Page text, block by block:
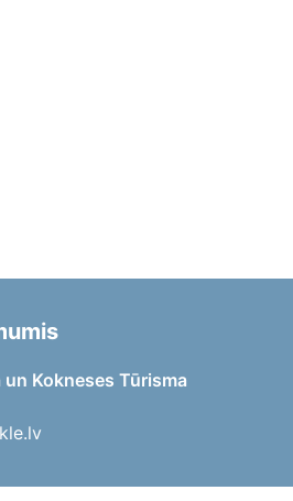
Kokneses Tūrisma